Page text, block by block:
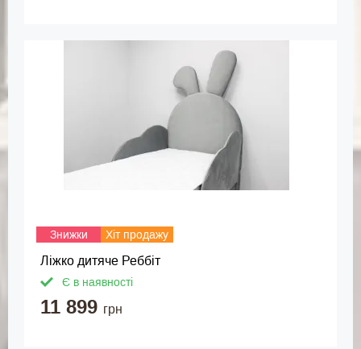
Знижки Хіт продажу
Ліжко дитяче Реббіт
Є в наявності
11 899 грн